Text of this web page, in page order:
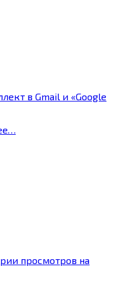
в Gmail и «Google
просмотров на